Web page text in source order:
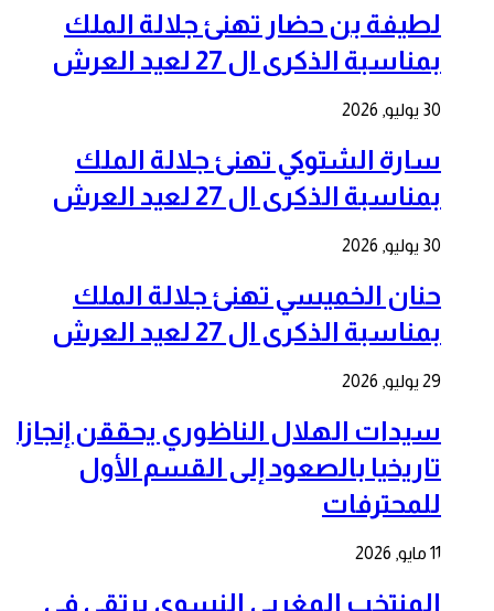
لطيفة بن حضار تهنئ جلالة الملك
بمناسبة الذكرى ال 27 لعيد العرش
30 يوليو, 2026
سارة الشتوكي تهنئ جلالة الملك
بمناسبة الذكرى ال 27 لعيد العرش
30 يوليو, 2026
حنان الخميسي تهنئ جلالة الملك
بمناسبة الذكرى ال 27 لعيد العرش
29 يوليو, 2026
سيدات الهلال الناظوري يحققن إنجازا
تاريخيا بالصعود إلى القسم الأول
للمحترفات
11 مايو, 2026
المنتخب المغربي النسوي يرتقي في